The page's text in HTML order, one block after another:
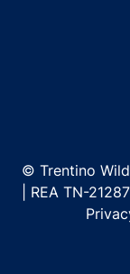
© Trentino
| REA TN-